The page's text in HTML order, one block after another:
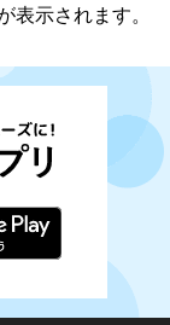
示されます。